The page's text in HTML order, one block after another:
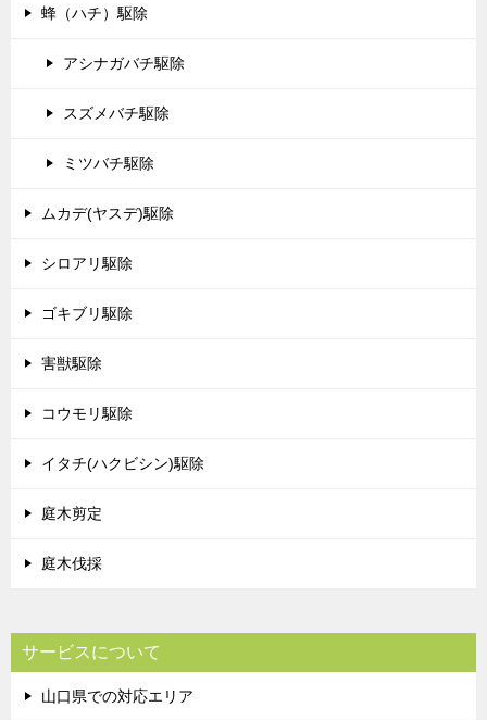
蜂（ハチ）駆除
アシナガバチ駆除
スズメバチ駆除
ミツバチ駆除
ムカデ(ヤスデ)駆除
シロアリ駆除
ゴキブリ駆除
害獣駆除
コウモリ駆除
イタチ(ハクビシン)駆除
庭木剪定
庭木伐採
サービスについて
山口県での対応エリア